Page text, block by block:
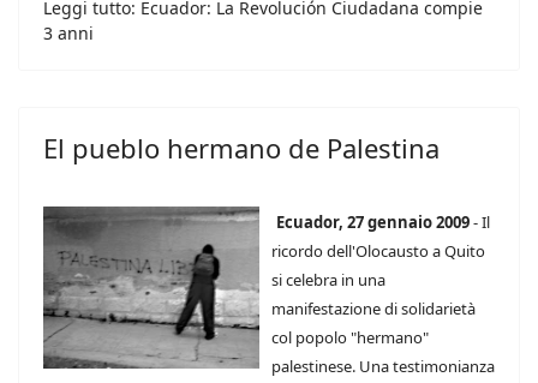
Leggi tutto: Ecuador: La Revolución Ciudadana compie
3 anni
El pueblo hermano de Palestina
Ecuador, 27 gennaio 2009- Il
ricordo dell'Olocausto a Quito
si celebra in una
manifestazione di solidarietà
col popolo "hermano"
palestinese. Una testimonianza